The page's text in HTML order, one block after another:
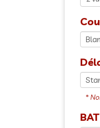
BAT